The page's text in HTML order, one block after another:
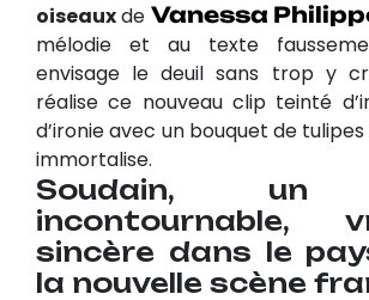
oiseauxde Vanessa
mélodie et au texte
envisage le deuil sans trop y
réalise ce nouveau clip teinté
d’ironie avec un bouquet de tulipes
immortalise.
Soudain, un
incontournable,
sincère dans le
la nouvelle scène